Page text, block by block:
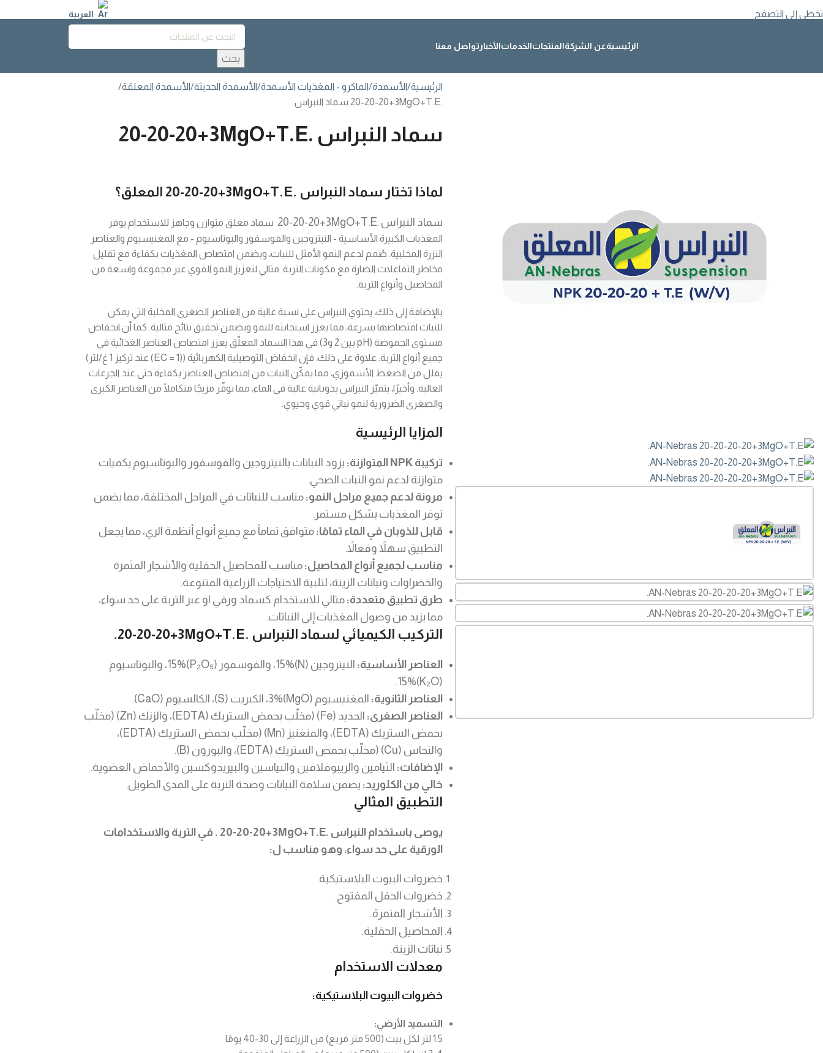
تخطي إلى التصفح
العربية
الرئيسيةعن الشركةالمنتجاتالخدماتالأخبار تواصل معنا
بحث
الرئيسية الأسمدة الماكرو - المغذيات الأسمدة الأسمدة الحديثة الأسمدة المعلقة
20-20-20+3MgO+T.E.
سماد النبراس 20-20-20+3MgO+T.E.
لماذا تختار سماد النبراس 20-20-20+3MgO+T.E. المعلق؟
سماد النبراس 20-20-20+3MgO+T.E. سماد معلق متوازن وجاهز للاستخدام يوفر
المغذيات الكبيرة الأساسية - النيتروجين والفوسفور والبوتاسيوم - مع المغنيسيوم والعناصر
النزرة المخلبية. صُمم لدعم النمو الأمثل للنبات، ويضمن امتصاص المغذيات بكفاءة مع تقليل
مخاطر التفاعلات الضارة مع مكونات التربة. مثالي لتعزيز النمو القوي عبر مجموعة واسعة من
المحاصيل وأنواع التربة.
بالإضافة إلى ذلك، يحتوي النبراس على نسبة عالية من العناصر الصغرى المخلبة التي يمكن
للنبات امتصاصها بسرعة، مما يعزز استجابته للنمو ويضمن تحقيق نتائج مثالية. كما أن انخفاض
مستوى الحموضة (pH بين 2 و3) في هذا السماد المعلّق يعزز امتصاص العناصر الغذائية في
جميع أنواع التربة. علاوة على ذلك، فإن انخفاض التوصيلية الكهربائية ((EC = 1) عند تركيز 1 غ/لتر)
يقلل من الضغط الأسموزي، مما يمكّن النبات من امتصاص العناصر بكفاءة حتى عند الجرعات
العالية. وأخيرًا، يتميّز النبراس بذوبانية عالية في الماء، مما يوفّر مزيجًا متكاملًا من العناصر الكبرى
والصغرى الضرورية لنمو نباتي قوي وحيوي.
المزايا الرئيسية
تركيبة NPK المتوازنة:
يزود النباتات بالنيتروجين والفوسفور والبوتاسيوم بكميات
متوازنة لدعم نمو النبات الصحي.
مرونة لدعم جميع مراحل النمو: مناسب للنباتات في المراحل المختلفة، مما يضمن
توفر المغذيات بشكل مستمر.
قابل للذوبان في الماء تمامًا: متوافق تماماً مع جميع أنواع أنظمة الري، مما يجعل
التطبيق سهلاً وفعالاً.
مناسب لجميع أنواع المحاصيل: مناسب للمحاصيل الحقلية والأشجار المثمرة
والخضراوات ونباتات الزينة، لتلبية الاحتياجات الزراعية المتنوعة.
طرق تطبيق متعددة: مثالي للاستخدام كسماد ورقي او عبر التربة على حد سواء،
مما يزيد من وصول المغذيات إلى النباتات.
التركيب الكيميائي لسماد النبراس 20-20-20+3MgO+T.E.
.
العناصر الأساسية:
النيتروجين (N)15%، والفوسفور (P₂O₅)15%، والبوتاسيوم
(K₂O)15%.
العناصر الثانوية: المغنيسيوم (MgO)3%، الكبريت (S)، الكالسيوم (CaO).
العناصر الصغرى:
الحديد (Fe) (مخلّب بحمض الستريك (EDTA)، والزنك (Zn) (مخلّب
بحمض الستريك (EDTA)، والمنغنيز (Mn) (مخلّب بحمض الستريك (EDTA)،
والنحاس (Cu) (مخلّب بحمض الستريك (EDTA)، والبورون (B).
الإضافات: الثيامين والريبوفلافين والنياسين والبيريدوكسين والأحماض العضوية.
خالي من الكلوريد: يضمن سلامة النباتات وصحة التربة على المدى الطويل.
التطبيق المثالي
يوصى باستخدام النبراس 20-20-20+3MgO+T.E. . في التربة والاستخدامات
الورقية على حد سواء، وهو مناسب ل:
خضروات البيوت البلاستيكية.
خضروات الحقل المفتوح.
الأشجار المثمرة.
المحاصيل الحقلية.
نباتات الزينة.
معدلات الاستخدام
خضروات البيوت البلاستيكية:
التسميد الأرضي:
1.5 لتر لكل بيت (500 متر مربع) من الزراعة إلى 30-40 يومًا